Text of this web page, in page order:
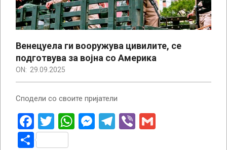
Венецуела ги вооружува цивилите, се
подготвува за војна со Америка
ON: 29.09.2025
Сподели со своите пријатели
Facebook
Twitter
WhatsApp
Messenger
Telegram
Viber
Share